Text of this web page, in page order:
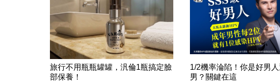
旅行不用瓶瓶罐罐，汎倫1瓶搞定臉
部保養！
1/2機率淪陷！你是好男
男？關鍵在這